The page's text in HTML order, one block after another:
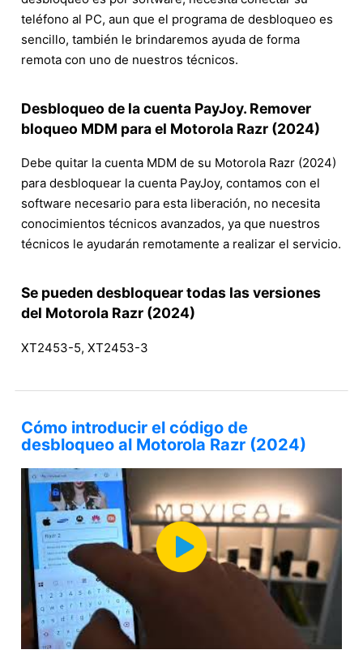
teléfono al PC, aun que el programa de desbloqueo es
sencillo, también le brindaremos ayuda de forma
remota con uno de nuestros técnicos.
Desbloqueo de la cuenta PayJoy. Remover
bloqueo MDM para el Motorola Razr (2024)
Debe quitar la cuenta MDM de su Motorola Razr (2024)
para desbloquear la cuenta PayJoy, contamos con el
software necesario para esta liberación, no necesita
conocimientos técnicos avanzados, ya que nuestros
técnicos le ayudarán remotamente a realizar el servicio.
Se pueden desbloquear todas las versiones
del Motorola Razr (2024)
XT2453-5, XT2453-3
Cómo introducir el código de
desbloqueo al Motorola Razr (2024)